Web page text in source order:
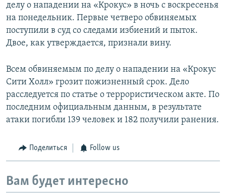
делу о нападении на «Крокус» в ночь с воскресенья
на понедельник. Первые четверо обвиняемых
поступили в суд со следами избиений и пыток.
Двое, как утверждается, признали вину.
Всем обвиняемым по делу о нападении на «Крокус
Сити Холл» грозит пожизненный срок. Дело
расследуется по статье о террористическом акте. По
последним официальным данным, в результате
атаки погибли 139 человек и 182 получили ранения.
Поделиться Follow us
Вам будет интересно